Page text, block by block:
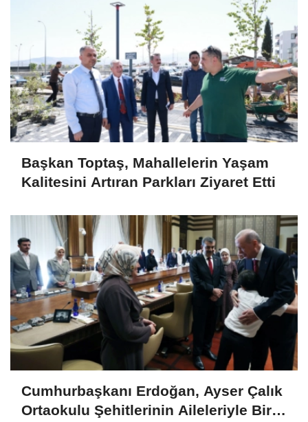
Başkan Toptaş, Mahallelerin Yaşam
Kalitesini Artıran Parkları Ziyaret Etti
Cumhurbaşkanı Erdoğan, Ayser Çalık
Ortaokulu Şehitlerinin Aileleriyle Bir